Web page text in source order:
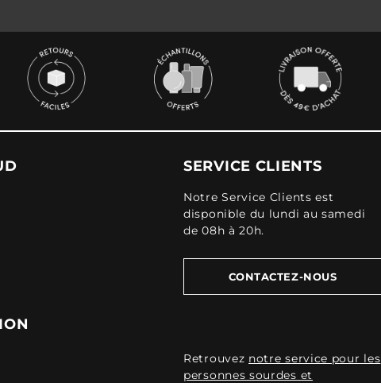
SERVICE CLIENTS
Notre Service Clients est
disponible du lundi au samedi
de 08h à 20h.
CONTACTEZ-NOUS
Retrouvez notre service pour les
personnes sourdes et